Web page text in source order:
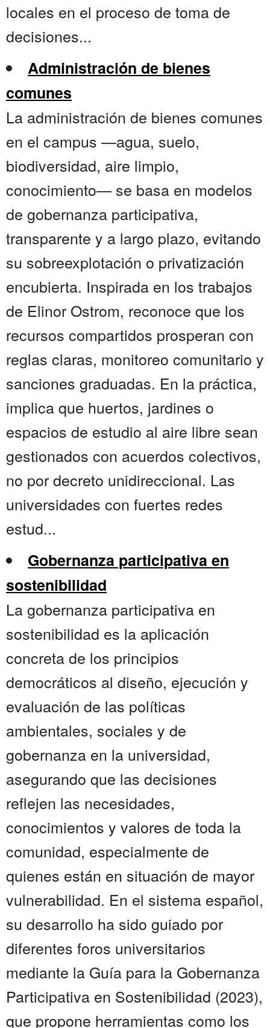
locales en el proceso de toma de
decisiones...
Administración de bienes
comunes
La administración de bienes comunes
en el campus —agua, suelo,
biodiversidad, aire limpio,
conocimiento— se basa en modelos
de gobernanza participativa,
transparente y a largo plazo, evitando
su sobreexplotación o privatización
encubierta. Inspirada en los trabajos
de Elinor Ostrom, reconoce que los
recursos compartidos prosperan con
reglas claras, monitoreo comunitario y
sanciones graduadas. En la práctica,
implica que huertos, jardines o
espacios de estudio al aire libre sean
gestionados con acuerdos colectivos,
no por decreto unidireccional. Las
universidades con fuertes redes
estud...
Gobernanza participativa en
sostenibilidad
La gobernanza participativa en
sostenibilidad es la aplicación
concreta de los principios
democráticos al diseño, ejecución y
evaluación de las políticas
ambientales, sociales y de
gobernanza en la universidad,
asegurando que las decisiones
reflejen las necesidades,
conocimientos y valores de toda la
comunidad, especialmente de
quienes están en situación de mayor
vulnerabilidad. En el sistema español,
su desarrollo ha sido guiado por
diferentes foros universitarios
mediante la Guía para la Gobernanza
Participativa en Sostenibilidad (2023),
que propone herramientas como los